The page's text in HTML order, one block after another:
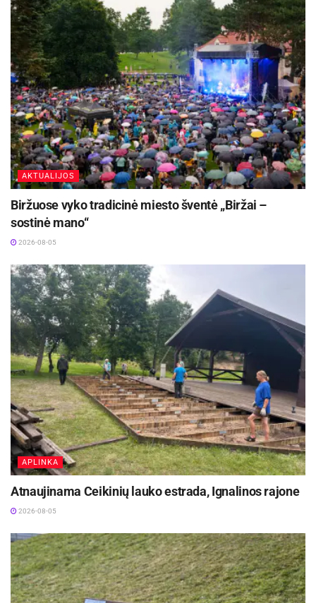
AKTUALIJOS
Biržuose vyko tradicinė miesto šventė „Biržai –
sostinė mano“
2026-08-05
APLINKA
Atnaujinama Ceikinių lauko estrada, Ignalinos rajone
2026-08-05